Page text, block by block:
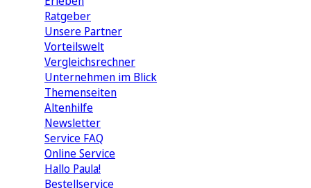
Ratgeber
Unsere Partner
Vorteilswelt
Vergleichsrechner
Unternehmen im Blick
Themenseiten
Altenhilfe
Newsletter
Service FAQ
Online Service
Hallo Paula!
Bestellservice